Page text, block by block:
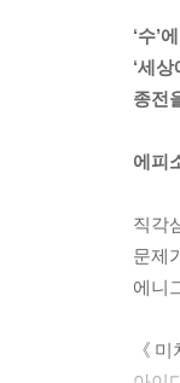
08
볼프
게
정이
페르
으
‘수’
‘세
종전
에피
직각
문제
에니
《